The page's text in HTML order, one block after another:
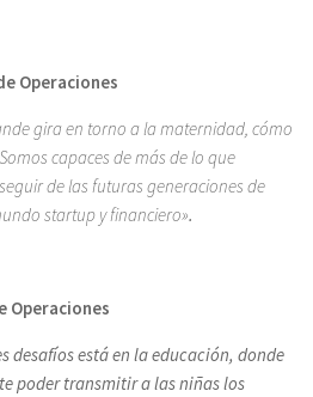
Operaciones
gira en torno a la maternidad, cómo
capaces de más de lo que
de las futuras generaciones de
startup y financiero».
Operaciones
desafíos está en la educación, donde
poder transmitir a las niñas los